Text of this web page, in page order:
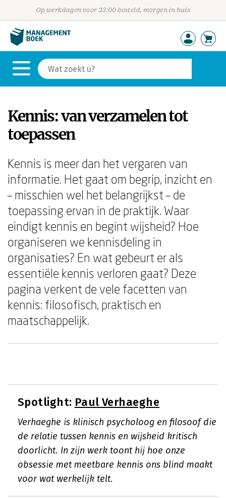
Op werkdagen voor 23:00 besteld, morgen in huis
Kennis: van verzamelen tot
toepassen
Kennis is meer dan het vergaren van
informatie. Het gaat om begrip, inzicht en
– misschien wel het belangrijkst – de
toepassing ervan in de praktijk. Waar
eindigt kennis en begint wijsheid? Hoe
organiseren we kennisdeling in
organisaties? En wat gebeurt er als
essentiële kennis verloren gaat? Deze
pagina verkent de vele facetten van
kennis: filosofisch, praktisch en
maatschappelijk.
Spotlight: Paul Verhaeghe
Verhaeghe is klinisch psycholoog en filosoof die
de relatie tussen kennis en wijsheid kritisch
doorlicht. In zijn werk toont hij hoe onze
obsessie met meetbare kennis ons blind maakt
voor wat werkelijk telt.